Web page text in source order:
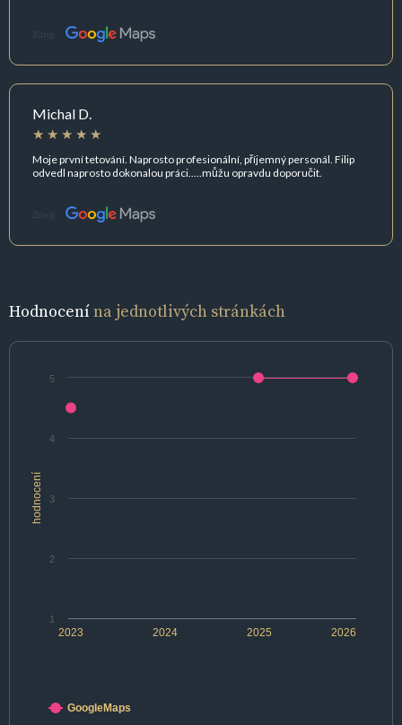
Zdroj:
Michal D.
Moje první tetování. Naprosto profesionální, příjemný personál. Filip
odvedl naprosto dokonalou práci.....můžu opravdu doporučit.
Zdroj:
Hodnocenína jednotlivých stránkách
hodnocení
2024 2026
2023 2025
1
2
3
4
5
GoogleMaps